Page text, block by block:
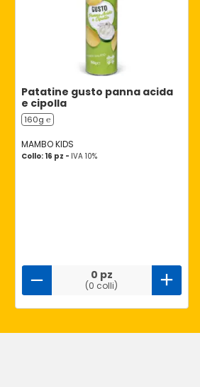
Patatine gusto panna acida
e cipolla
160g ℮
MAMBO KIDS
Collo: 16 pz - IVA 10%
0 pz
(0 colli)